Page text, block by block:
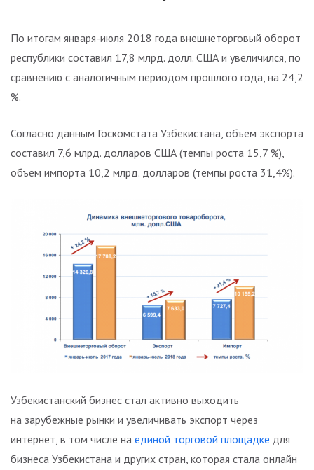
По итогам января-июля 2018 года внешнеторговый оборот
республики составил 17,8 млрд. долл. США и увеличился, по
сравнению с аналогичным периодом прошлого года, на 24,2
%.
Согласно данным Госкомстата Узбекистана, объем экспорта
составил 7,6 млрд. долларов США (темпы роста 15,7 %),
объем импорта 10,2 млрд. долларов (темпы роста 31,4%).
Узбекистанский бизнес стал активно выходить
на зарубежные рынки и увеличивать экспорт через
интернет, в том числе на единой торговой площадке для
бизнеса Узбекистана и других стран, которая стала онлайн